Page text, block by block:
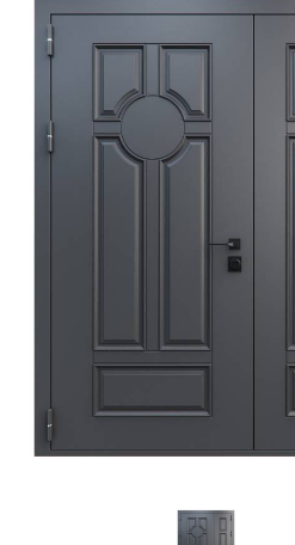
(13)
рисунком (35)
рисунком(46)